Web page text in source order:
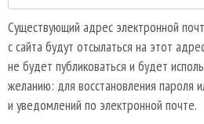
Существующий адрес электронной
с сайта будут отсылаться на этот
не будет публиковаться и будет
желанию: для восстановления пароля
и уведомлений по электронной почте.